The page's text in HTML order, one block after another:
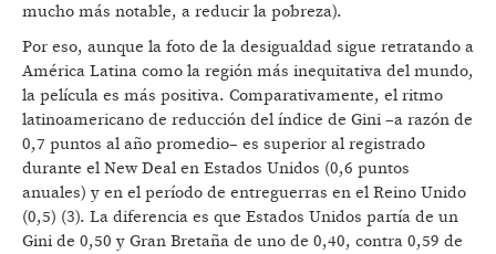
mucho más notable, a reducir la pobreza).
Por eso, aunque la foto de la desigualdad sigue retratando a
América Latina como la región más inequitativa del mundo,
la película es más positiva. Comparativamente, el ritmo
latinoamericano de reducción del índice de Gini –a razón de
0,7 puntos al año promedio– es superior al registrado
durante el New Deal en Estados Unidos (0,6 puntos
anuales) y en el período de entreguerras en el Reino Unido
(0,5) (3). La diferencia es que Estados Unidos partía de un
Gini de 0,50 y Gran Bretaña de uno de 0,40, contra 0,59 de